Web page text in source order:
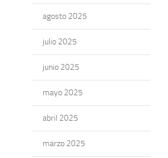
agosto 2025
julio 2025
junio 2025
mayo 2025
abril 2025
marzo 2025